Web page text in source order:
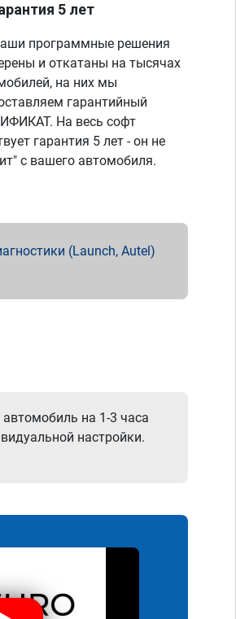
5 лет
программные решения
и откатаны на тысячах
на них мы
гарантийный
На весь софт
гарантия 5 лет - он не
с вашего автомобиля.
(Launch, Autel)
автомобиль на 1-3 часа
настройки.